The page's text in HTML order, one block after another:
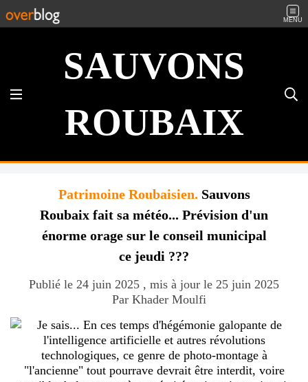
MENU
SAUVONS
ROUBAIX
Patrimoine Roubaisien. Sauvons
Roubaix fait sa météo... Prévision d'un
énorme orage sur le conseil municipal
ce jeudi ???
Publié le 24 juin 2025 , mis à jour le 25 juin 2025
Par Khader Moulfi